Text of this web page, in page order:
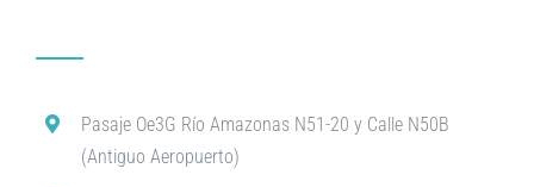
Pasaje Oe3G Río Amazonas N51-20 y Calle N50B
(Antiguo Aeropuerto)